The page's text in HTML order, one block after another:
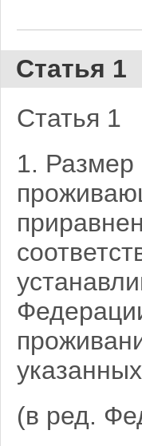
Статья 1
Статья 1
1. Размер
(в ред.